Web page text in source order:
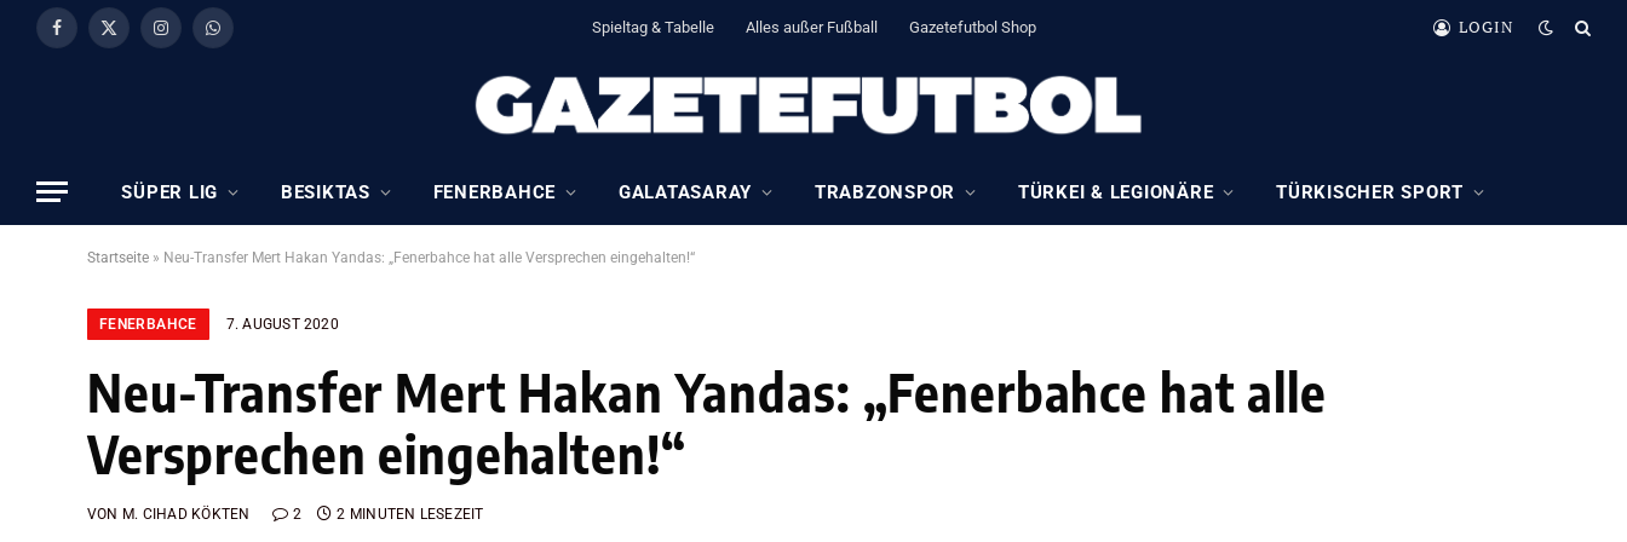
Facebook
X
InstagramWhatsApp Spieltag & Tabelle Alles außer Fußball Gazetefutbol Shop LOGIN
SÜPER LIG BESIKTAS FENERBAHCE GALATASARAY TRABZONSPOR TÜRKEI & LEGIONÄRE TÜRKISCHER SPORT
Startseite » Neu-Transfer Mert Hakan Yandas: „Fenerbahce hat alle Versprechen eingehalten!“
FENERBAHCE 7. AUGUST 2020
Neu-Transfer Mert Hakan Yandas: „Fenerbahce hat alle
Versprechen eingehalten!“
VON M. CIHAD KÖKTEN 2 2 MINUTEN LESEZEIT